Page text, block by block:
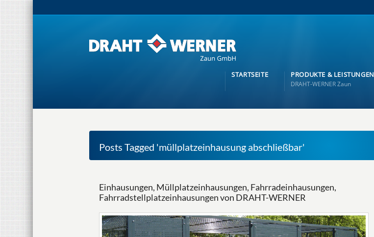
STARTSEITE PRODUKTE & LEISTUNGEN
DRAHT-WERNER Zaun
Posts Tagged 'müllplatzeinhausung abschließbar'
Einhausungen, Müllplatzeinhausungen, Fahrradeinhausungen,
Fahrradstellplatzeinhausungen von DRAHT-WERNER